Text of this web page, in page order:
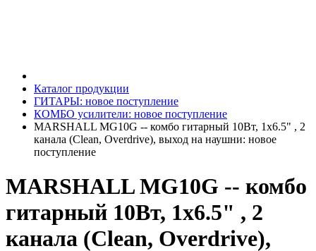
Каталог продукции
ГИТАРЫ: новое поступление
КОМБО усилители: новое поступление
MARSHALL MG10G -- комбо гитарный 10Вт, 1х6.5" , 2
канала (Clean, Overdrive), выход на наушни: новое
поступление
MARSHALL MG10G -- комбо
гитарный 10Вт, 1х6.5" , 2
канала (Clean, Overdrive),